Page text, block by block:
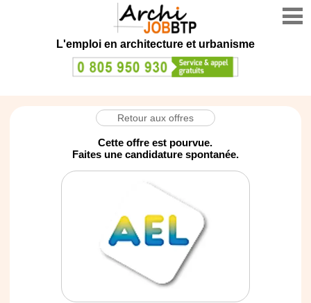
L'emploi en architecture et urbanisme
Retour aux offres
Cette offre est pourvue.
Faites une candidature spontanée.